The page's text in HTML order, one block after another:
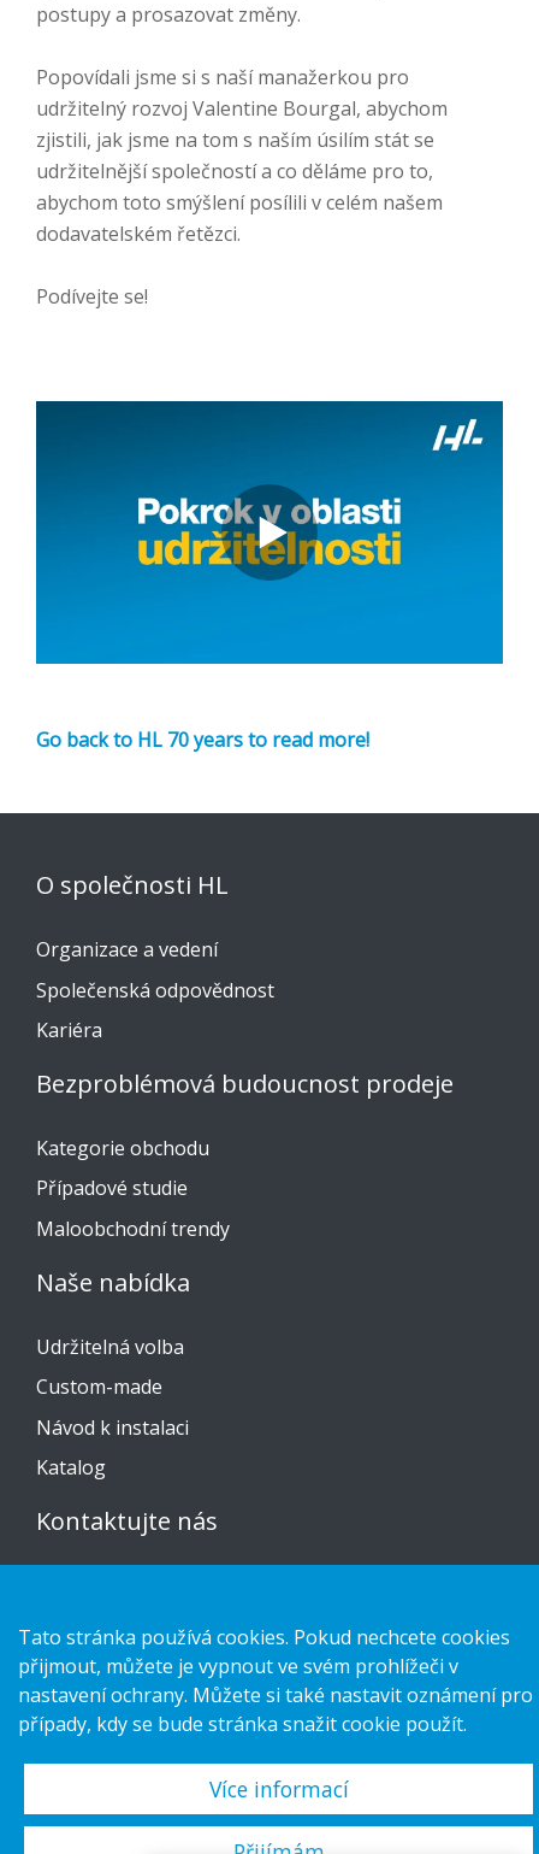
postupy a prosazovat změny.
Popovídali jsme si s naší manažerkou pro
udržitelný rozvoj Valentine Bourgal, abychom
zjistili, jak jsme na tom s naším úsilím stát se
udržitelnější společností a co děláme pro to,
abychom toto smýšlení posílili v celém našem
dodavatelském řetězci.
Podívejte se!
Go back to HL 70 years to read more!
O společnosti HL
Organizace a vedení
Společenská odpovědnost
Kariéra
Bezproblémová budoucnost prodeje
Kategorie obchodu
Případové studie
Maloobchodní trendy
Naše nabídka
Udržitelná volba
Custom-made
Návod k instalaci
Katalog
Kontaktujte nás
Cookies
Copyright 2026 HL Display AB. All rights reserved.
Tato stránka používá cookies. Pokud nechcete cookies
přijmout, můžete je vypnout ve svém prohlížeči v
nastavení ochrany. Můžete si také nastavit oznámení pro
případy, kdy se bude stránka snažit cookie použít.
Více informací